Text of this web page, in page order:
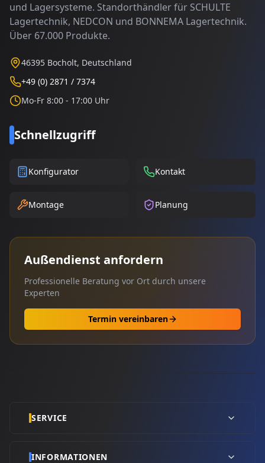
und Lagersysteme. Standorthändler für SCHULTE
Lagertechnik, NEDCON und BONNEMA Lagertechnik.
Über 67.000 Produkte.
46395 Bocholt, Deutschland
+49 (0) 2871 / 7374
Mo-Fr 8:00 - 17:00 Uhr
Schnellzugriff
Konfigurator Kontakt
Montage Planung
Außendienst anfordern
Professionelle Beratung vor Ort durch unsere
Experten
Termin vereinbaren
SERVICE
INFORMATIONEN